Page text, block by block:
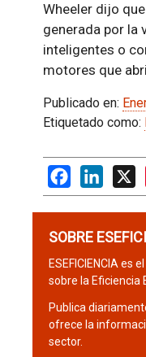
Wheeler dijo
generada por la
inteligentes o
motores que
Publicado en:
Etiquetado como:
Facebook X
SOBRE
ESEFICIENCIA es
sobre la Eficiencia
Publica
ofrece la
sector.